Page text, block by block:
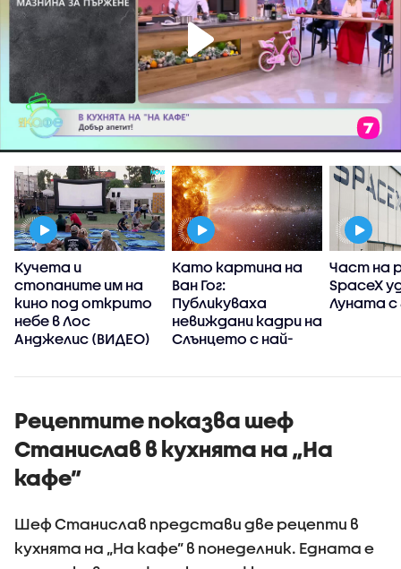
Кучета и
стопаните им на
кино под открито
небе в Лос
Анджелис (ВИДЕО)
Като картина на
Ван Гог:
Публикуваха
невиждани кадри на
Слънцето с най-
изображения
(ВИДЕО+СНИМКИ)
Част на
SpaceX
Луната с
Рецептите показва шеф
Станислав в кухнята на „На
кафе”
Шеф Станислав представи две рецепти в
кухнята на „На кафе” в понеделник. Едната е